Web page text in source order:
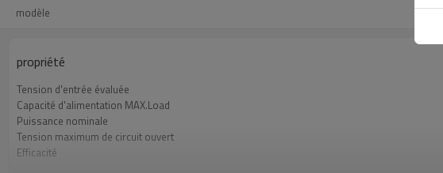
modèle
propriété
Tension d'entrée évaluée
Capacité d'alimentation MAX.Load
Puissance nominale
Tension maximum de circuit ouvert
Efficacité